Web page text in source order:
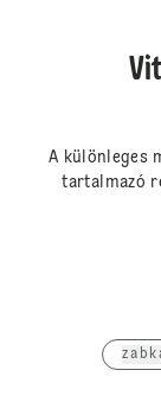
A különleges
tartalmazó